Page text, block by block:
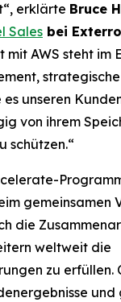
erklärte Bruce
Sales bei Exterro
mit AWS steht im
unseren
von ihrem
schützen.“
gemeinsamen
die
weltweit die
zu erfüllen.